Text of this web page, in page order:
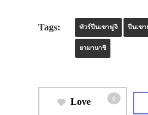
Tags: ทัวร์ปีนเขาฟูจิ ปีนเขา
ยามานาชิ
Love 0